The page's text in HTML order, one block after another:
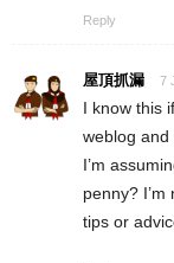
Reply
屋頂抓漏 7
I know this
weblog
I’m
penny?
tips or